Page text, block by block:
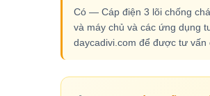
Có — Cáp điện 3 lõi chống
và máy chủ và các ứng dụng
daycadivi.com để được tư